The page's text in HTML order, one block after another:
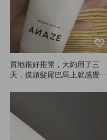
質地很好推開，大約用了三
天，摸頭髮尾巴馬上就感覺變